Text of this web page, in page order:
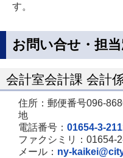
す。
お問い合せ・担当
会計室会計課 会計
住所：郵便番号096-
地
電話番号： 01654-3-
ファクシミリ：01654-
メール： ny-